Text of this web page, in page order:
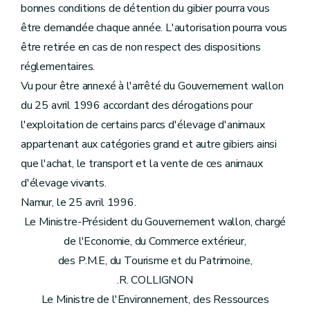
bonnes conditions de détention du gibier pourra vous
être demandée chaque année. L'autorisation pourra vous
être retirée en cas de non respect des dispositions
réglementaires.
Vu pour être annexé à l'arrêté du Gouvernement wallon
du 25 avril 1996 accordant des dérogations pour
l'exploitation de certains parcs d'élevage d'animaux
appartenant aux catégories grand et autre gibiers ainsi
que l'achat, le transport et la vente de ces animaux
d'élevage vivants.
Namur, le 25 avril 1996.
Le Ministre-Président du Gouvernement wallon, chargé
de l'Economie, du Commerce extérieur,
des P.M.E, du Tourisme et du Patrimoine,
.R. COLLIGNON
Le Ministre de l'Environnement, des Ressources